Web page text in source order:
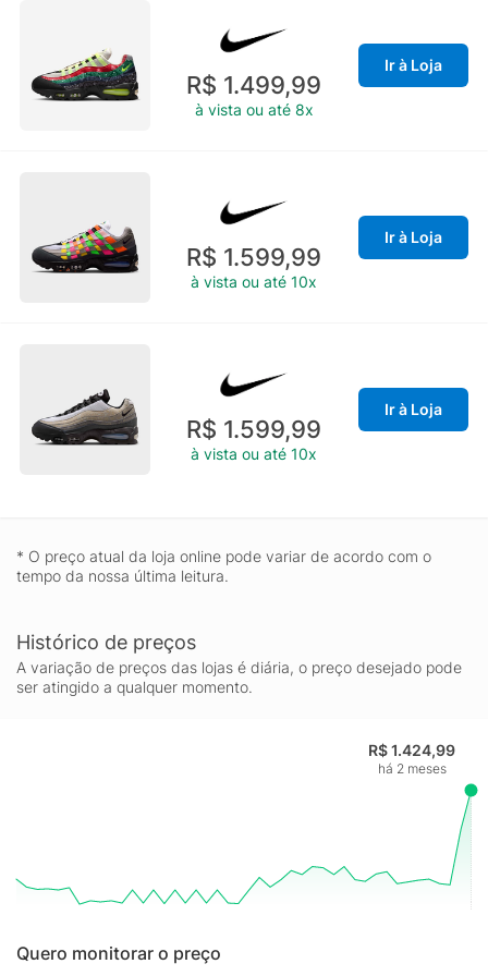
R$ 1.499,99
à vista ou até 8x
Ir à Loja
R$ 1.599,99
à vista ou até 10x
Ir à Loja
R$ 1.599,99
à vista ou até 10x
Ir à Loja
* O preço atual da loja online pode variar de acordo com o
tempo da nossa última leitura.
Histórico de preços
A variação de preços das lojas é diária, o preço desejado pode
ser atingido a qualquer momento.
R$ 1.424,99
há 2 meses
Quero monitorar o preço